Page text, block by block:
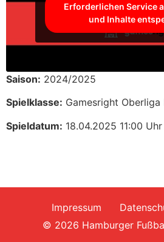
Erforderlichen Service
und Inhalte
Saison: 2024/2025
Spielklasse: Gamesright Oberliga
Spieldatum: 18.04.2025 11:00 Uhr
Impressum
© 2026 Hamburger